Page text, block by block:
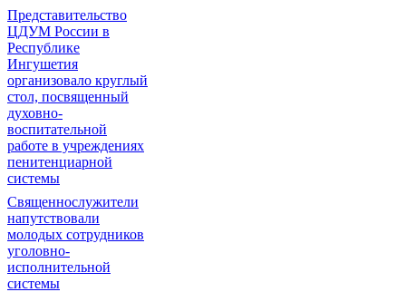
Представительство
ЦДУМ России в
Республике
Ингушетия
организовало круглый
стол, посвященный
духовно-
воспитательной
работе в учреждениях
пенитенциарной
системы
Священнослужители
напутствовали
молодых сотрудников
уголовно-
исполнительной
системы